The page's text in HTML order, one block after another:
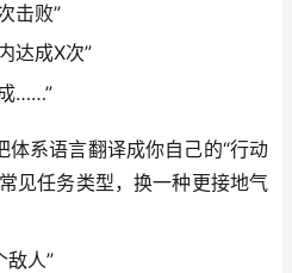
击败”
达成X次”
……”
系语言翻译成你自己的“行动
见任务类型，换一种更接地气
敌人”